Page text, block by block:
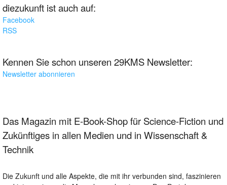
diezukunft ist auch auf:
Facebook
RSS
Kennen Sie schon unseren 29KMS Newsletter:
Newsletter abonnieren
Das Magazin mit E-Book-Shop für Science-Fiction und
Zukünftiges in allen Medien und in Wissenschaft &
Technik
Die Zukunft und alle Aspekte, die mit ihr verbunden sind, faszinieren